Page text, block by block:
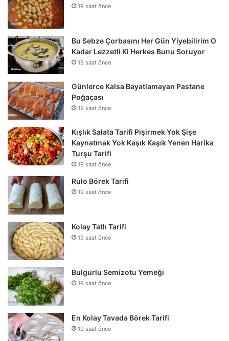
19 saat önce
Bu Sebze Çorbasını Her Gün Yiyebilirim O
Kadar Lezzetli Ki Herkes Bunu Soruyor
19 saat önce
Günlerce Kalsa Bayatlamayan Pastane
Poğaçası
19 saat önce
Kışlık Salata Tarifi Pişirmek Yok Şişe
Kaynatmak Yok Kaşık Kaşık Yenen Harika
Turşu Tarifi
19 saat önce
Rulo Börek Tarifi
19 saat önce
Kolay Tatlı Tarifi
19 saat önce
Bulgurlu Semizotu Yemeği
19 saat önce
En Kolay Tavada Börek Tarifi
19 saat önce